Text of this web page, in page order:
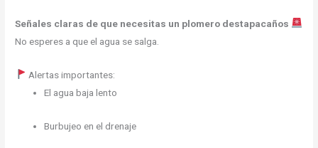
Señales claras de que necesitas un plomero destapacaños
No esperes a que el agua se salga.
Alertas importantes:
El agua baja lento
Burbujeo en el drenaje